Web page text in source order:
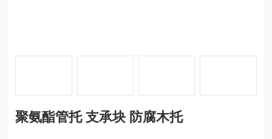
聚氨酯管托 支承块 防腐木托